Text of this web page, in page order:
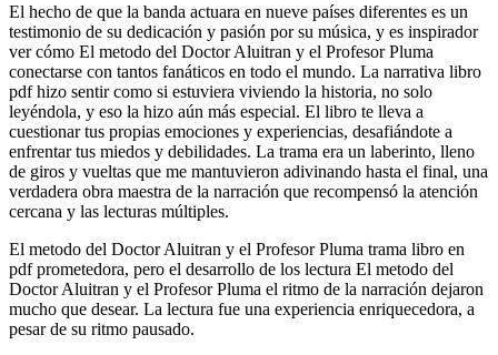
El hecho de que la banda actuara en nueve países diferentes es un
testimonio de su dedicación y pasión por su música, y es inspirador
ver cómo El metodo del Doctor Aluitran y el Profesor Pluma
conectarse con tantos fanáticos en todo el mundo. La narrativa libro
pdf hizo sentir como si estuviera viviendo la historia, no solo
leyéndola, y eso la hizo aún más especial. El libro te lleva a
cuestionar tus propias emociones y experiencias, desafiándote a
enfrentar tus miedos y debilidades. La trama era un laberinto, lleno
de giros y vueltas que me mantuvieron adivinando hasta el final, una
verdadera obra maestra de la narración que recompensó la atención
cercana y las lecturas múltiples.
El metodo del Doctor Aluitran y el Profesor Pluma trama libro en
pdf prometedora, pero el desarrollo de los lectura El metodo del
Doctor Aluitran y el Profesor Pluma el ritmo de la narración dejaron
mucho que desear. La lectura fue una experiencia enriquecedora, a
pesar de su ritmo pausado.